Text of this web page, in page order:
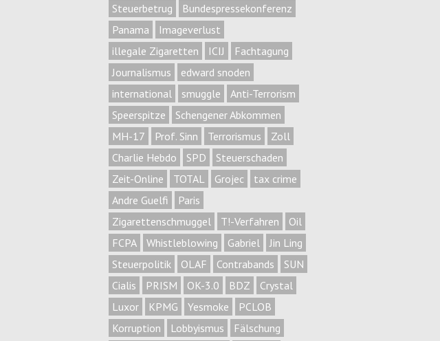
Steuerbetrug
Bundespressekonferenz
Panama
Imageverlust
illegale Zigaretten
ICIJ
Fachtagung
Journalismus
edward snoden
international
smuggle
Anti-Terrorism
Speerspitze
Schengener Abkommen
MH-17
Prof. Sinn Terrorismus
Zoll
Charlie Hebdo
SPD
Steuerschaden
Zeit-Online
TOTAL Grojec
tax crime
Andre Guelfi
Paris
Zigarettenschmuggel
T!-Verfahren
Oil
FCPA
Whistleblowing Gabriel
Jin Ling
Steuerpolitik
OLAF Contrabands
SUN
Cialis
PRISM OK-3.0 BDZ
Crystal
Luxor
KPMG Yesmoke
PCLOB
Korruption
Lobbyismus
Fälschung